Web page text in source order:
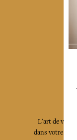
L'art de vivre
dans votre